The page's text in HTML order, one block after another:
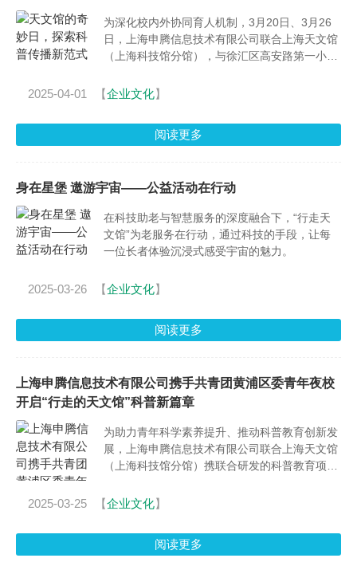
为深化校内外协同育人机制，3月20日、3月26
日，上海申腾信息技术有限公司联合上海天文馆
（上海科技馆分馆），与徐汇区高安路第一小学
展"天文馆奇妙日"主题春游活动。通过"科技场馆
场景。
2025-04-01 【企业文化】
阅读更多
身在星堡 遨游宇宙——公益活动在行动
在科技助老与智慧服务的深度融合下，“行走天
文馆”为老服务在行动，通过科技的手段，让每
一位长者体验沉浸式感受宇宙的魅力。
2025-03-26 【企业文化】
阅读更多
上海申腾信息技术有限公司携手共青团黄浦区委青年夜校
开启“行走的天文馆”科普新篇章
为助力青年科学素养提升、推动科普教育创新发
展，上海申腾信息技术有限公司联合上海天文馆
（上海科技馆分馆）携联合研发的科普教育项
青年夜校开学仪式。
2025-03-25 【企业文化】
阅读更多